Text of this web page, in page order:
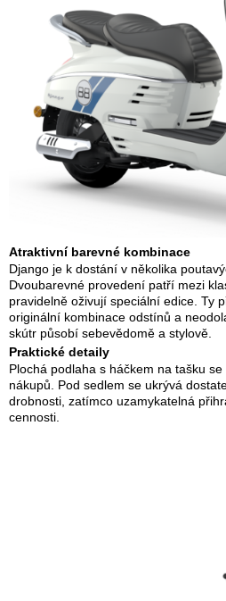
Atraktivní barevné kombinace
Django je k dostání v několika
Dvoubarevné provedení patří mezi
pravidelně oživují speciální edice. Ty
originální kombinace odstínů a
skútr působí sebevědomě a stylově.
Praktické detaily
Plochá podlaha s háčkem na tašku
nákupů. Pod sedlem se ukrývá
drobnosti, zatímco uzamykatelná
cennosti.